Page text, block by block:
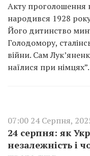
Акту проголошення
народився 1928
Його дитинство
Голодомору,
війни. Сам
наїлися при німцях”.
07:00 24 Серпня,
24 серпня: як
незалежність і